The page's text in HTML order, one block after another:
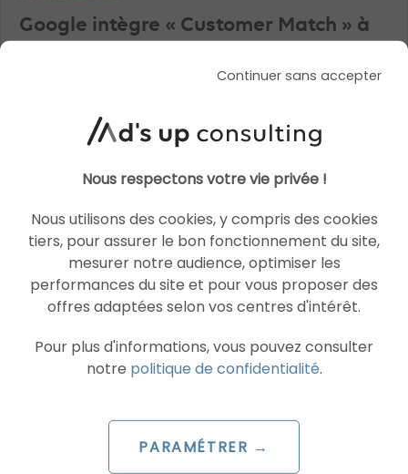
Google intègre « Customer Match » à
Le 28 novembre 2024
SEA GOOGLE ADS
Continuer sans accepter
Nous respectons votre vie privée !
Nous utilisons des cookies, y compris des cookies
tiers, pour assurer le bon fonctionnement du site,
mesurer notre audience, optimiser les
performances du site et pour vous proposer des
offres adaptées selon vos centres d'intérêt.
Pour plus d'informations, vous pouvez consulter
notre politique de confidentialité.
PARAMÉTRER →